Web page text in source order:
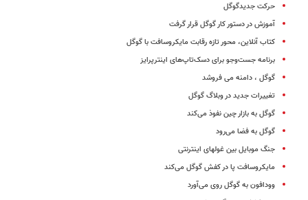
حرکت جدیدگوگل
آموزش در دستور کار گوگل قرار گرفت
کتاب آنلاین، محور تازه رقابت مایکروسافت با گوگل
برنامه جست‌وجو برای دسک‌تاپ‌های اینترپرایز
گوگل ، دامنه می فروشد
تغییرات جدید در وبلاگ گوگل
گوگل به بازار چین نفوذ می‌کند
گوگل به فضا می‌رود
جنگ موبایل بین غولهای اینترنتی
مایکروسافت پا در کفش گوگل می‌کند
وودافون به گوگل روی می‌آورد